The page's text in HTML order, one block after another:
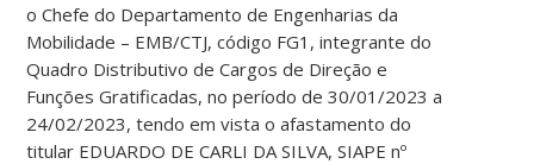
o Chefe do Departamento de Engenharias da
Mobilidade – EMB/CTJ, código FG1, integrante do
Quadro Distributivo de Cargos de Direção e
Funções Gratificadas, no período de 30/01/2023 a
24/02/2023, tendo em vista o afastamento do
titular EDUARDO DE CARLI DA SILVA, SIAPE nº